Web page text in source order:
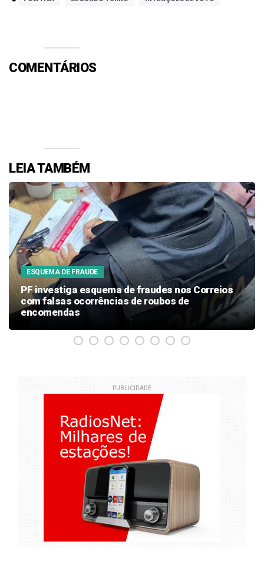
COMENTÁRIOS
LEIA TAMBÉM
ESQUEMA DE FRAUDE
PF investiga esquema de fraudes nos Correios
com falsas ocorrências de roubos de
encomendas
PUBLICIDADE